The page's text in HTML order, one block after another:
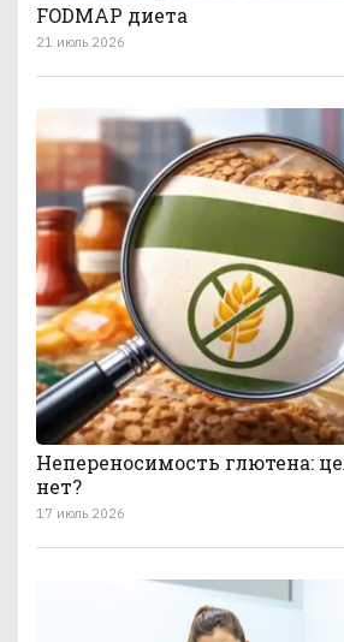
FODMAP диета
21 июль 2026
Непереносимость глютена:
нет?
17 июль 2026